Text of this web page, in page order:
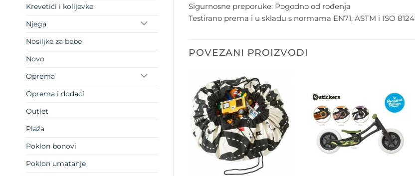
Krevetići i kolijevke
Njega
Nosiljke za bebe
Novo
Oprema
Oprema i dodaci
Outlet
Plaža
Poklon bonovi
Poklon umatanje
Sigurnosne preporuke: Pogodno od rođenja
Testirano prema i u skladu s normama EN71, ASTM i ISO 8124
POVEZANI PROIZVODI
Dodajte
na listu
želja
Dodajte
na listu
želja